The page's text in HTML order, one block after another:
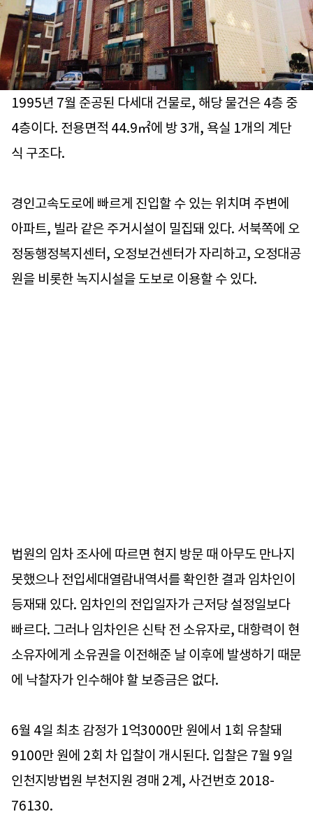
1995년 7월 준공된 다세대 건물로, 해당 물건은 4층 중
4층이다. 전용면적 44.9㎡에 방 3개, 욕실 1개의 계단
식 구조다.
경인고속도로에 빠르게 진입할 수 있는 위치며 주변에
아파트, 빌라 같은 주거시설이 밀집돼 있다. 서북쪽에 오
정동행정복지센터, 오정보건센터가 자리하고, 오정대공
원을 비롯한 녹지시설을 도보로 이용할 수 있다.
법원의 임차 조사에 따르면 현지 방문 때 아무도 만나지
못했으나 전입세대열람내역서를 확인한 결과 임차인이
등재돼 있다. 임차인의 전입일자가 근저당 설정일보다
빠르다. 그러나 임차인은 신탁 전 소유자로, 대항력이 현
소유자에게 소유권을 이전해준 날 이후에 발생하기 때문
에 낙찰자가 인수해야 할 보증금은 없다.
6월 4일 최초 감정가 1억3000만 원에서 1회 유찰돼
9100만 원에 2회 차 입찰이 개시된다. 입찰은 7월 9일
인천지방법원 부천지원 경매 2계, 사건번호 2018-
76130.